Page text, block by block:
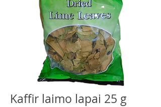
Kaffir laimo lapai 25 g